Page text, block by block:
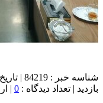
بازدید | تعداد دیدگاه : 0
|